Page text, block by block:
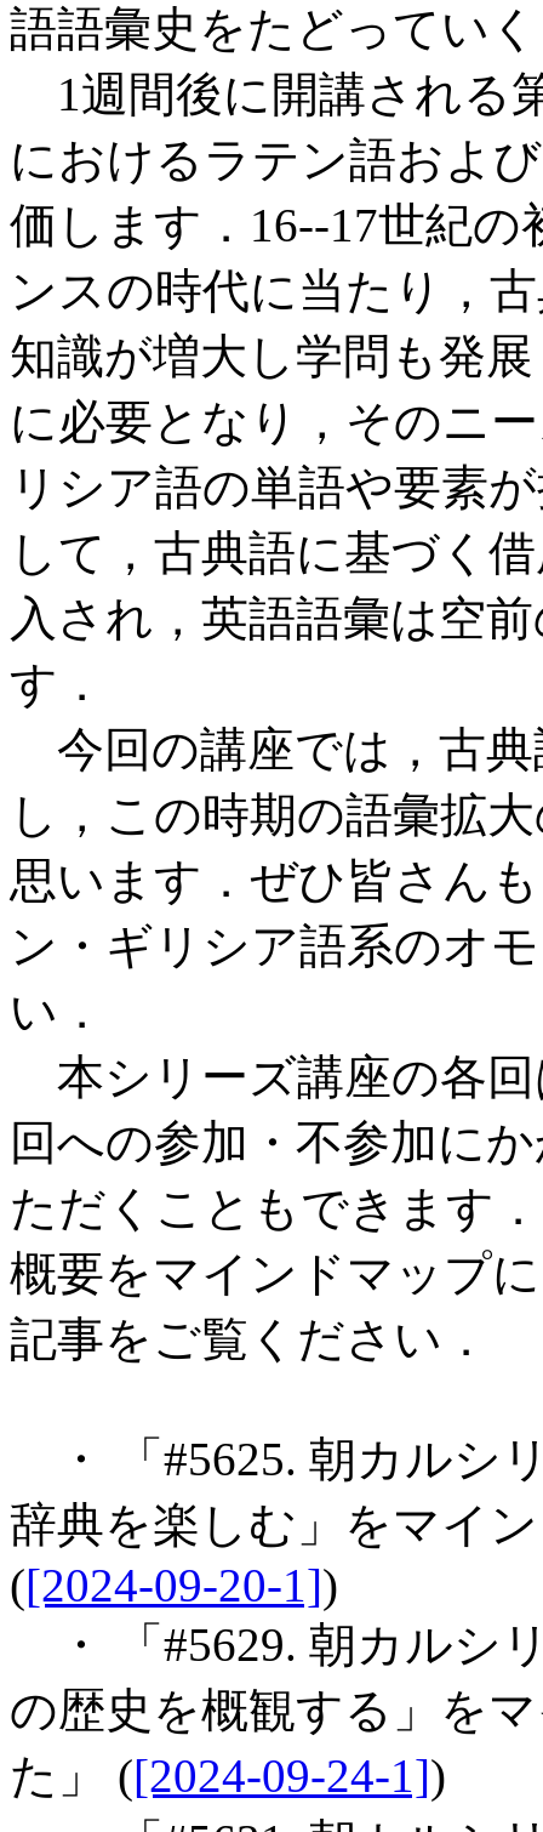
語語彙史をたどってい
1週間後に開講される
におけるラテン語およ
価します．16--17世紀
ンスの時代に当たり，
知識が増大し学問も発
に必要となり，そのニ
リシア語の単語や要素
して，古典語に基づく
入され，英語語彙は空
す．
今回の講座では，古
し，この時期の語彙拡
思います．ぜひ皆さん
ン・ギリシア語系のオ
い．
本シリーズ講座の各
回への参加・不参加に
ただくこともできます
概要をマインドマップ
記事をご覧ください．
・ 「#5625. 朝カルシ
辞典を楽しむ」をマイ
([2024-09-20-1])
・ 「#5629. 朝カルシ
の歴史を概観する」を
た」 ([2024-09-24-1])